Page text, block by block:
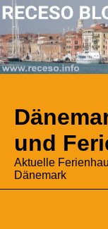
und
Aktuelle
Dänemark